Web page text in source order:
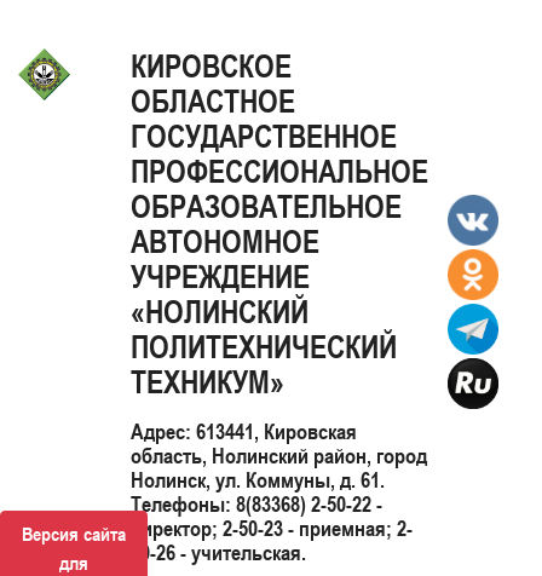
Версия сайта
для
КИРОВСКОЕ
ОБЛАСТНОЕ
ГОСУДАРСТВЕННОЕ
ПРОФЕССИОНАЛЬНОЕ
ОБРАЗОВАТЕЛЬНОЕ
АВТОНОМНОЕ
УЧРЕЖДЕНИЕ
«НОЛИНСКИЙ
ПОЛИТЕХНИЧЕСКИЙ
ТЕХНИКУМ»
Адрес: 613441, Кировская
область, Нолинский район, город
Нолинск, ул. Коммуны, д. 61.
Телефоны: 8(83368) 2-50-22 -
директор; 2-50-23 - приемная; 2-
50-26 - учительская.